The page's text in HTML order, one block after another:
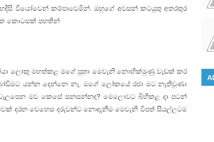
වියෝවෙන් කම්පාවෙමින්. ඔහුගේ අවසන් කටයුතු අතරතුර
කොටසක් පහතින්
ලොකු මහත්කළ මගේ පුතා මෙවැනි නොහික්මුණු වැඩක් කර
යන්න දෙන්නෙ නෑ. මගේ ලෝකයේ රජා මට නැතිවුණා
මව කෙසේ සනසන්නද? මෙලොවට බිහිකළ දා පටන්
දරන වෙහෙස දරුවන්ට නොදැනීම මෙවැනි විපත් සියල්ලටම